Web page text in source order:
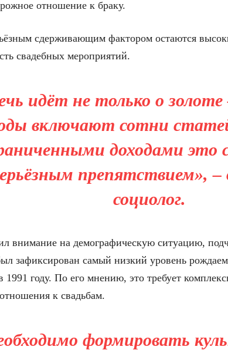
отношение к браку.
сдерживающим фактором остаются
свадебных мероприятий.
идёт не только о золоте
включают сотни
доходами это
препятствием»,
социолог.
внимание на демографическую ситуацию,
зафиксирован самый низкий уровень
1991 году. По его мнению, это требует
к свадьбам.
формировать